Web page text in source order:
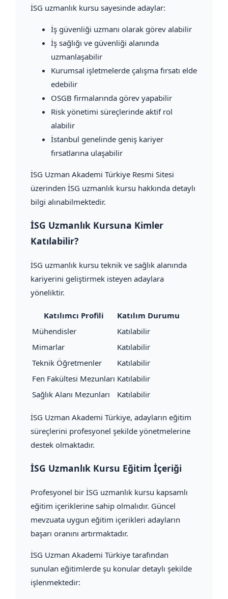
İSG uzmanlık kursu sayesinde adaylar:
İş güvenliği uzmanı olarak görev alabilir
İş sağlığı ve güvenliği alanında
uzmanlaşabilir
Kurumsal işletmelerde çalışma fırsatı elde
edebilir
OSGB firmalarında görev yapabilir
Risk yönetimi süreçlerinde aktif rol
alabilir
İstanbul genelinde geniş kariyer
fırsatlarına ulaşabilir
İSG Uzman Akademi Türkiye Resmi Sitesi
üzerinden İSG uzmanlık kursu hakkında detaylı
bilgi alınabilmektedir.
İSG Uzmanlık Kursuna Kimler
Katılabilir?
İSG uzmanlık kursu teknik ve sağlık alanında
kariyerini geliştirmek isteyen adaylara
yöneliktir.
Katılımcı Profili
Katılım Durumu
Mühendisler
Katılabilir
Mimarlar
Katılabilir
Teknik Öğretmenler
Katılabilir
Fen Fakültesi Mezunları Katılabilir
Sağlık Alanı Mezunları
Katılabilir
İSG Uzman Akademi Türkiye, adayların eğitim
süreçlerini profesyonel şekilde yönetmelerine
destek olmaktadır.
İSG Uzmanlık Kursu Eğitim İçeriği
Profesyonel bir İSG uzmanlık kursu kapsamlı
eğitim içeriklerine sahip olmalıdır. Güncel
mevzuata uygun eğitim içerikleri adayların
başarı oranını artırmaktadır.
İSG Uzman Akademi Türkiye tarafından
sunulan eğitimlerde şu konular detaylı şekilde
işlenmektedir: